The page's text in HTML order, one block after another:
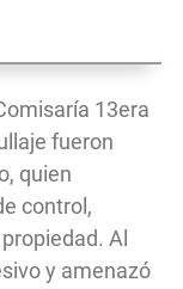
13era
fueron
quien
control,
Al
y amenazó